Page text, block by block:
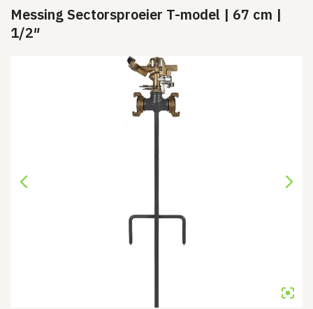
Messing Sectorsproeier T-model | 67 cm |
1/2″